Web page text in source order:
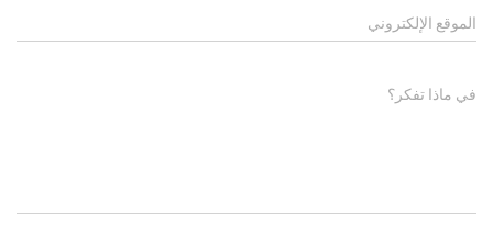
الموقع الإلكتروني
في ماذا تفكر؟